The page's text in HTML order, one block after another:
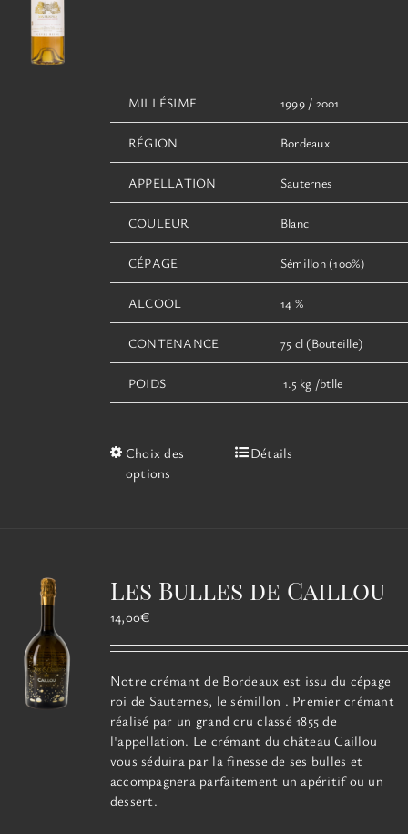
sur
prix :
MILLÉSIME 1999 / 2001
RÉGION Bordeaux
APPELLATION Sauternes
COULEUR Blanc
CÉPAGE Sémillon (100%)
ALCOOL 14 %
CONTENANCE 75 cl (Bouteille)
POIDS 1.5 kg /btlle
Choix des
options
Ce
peuvent
sur
page
produit
Détails
Les Bulles de Caillou
14,00€
Notre crémant de Bordeaux est issu du cépage
roi de Sauternes, le sémillon . Premier crémant
réalisé par un grand cru classé 1855 de
l'appellation. Le crémant du château Caillou
vous séduira par la finesse de ses bulles et
accompagnera parfaitement un apéritif ou un
dessert.